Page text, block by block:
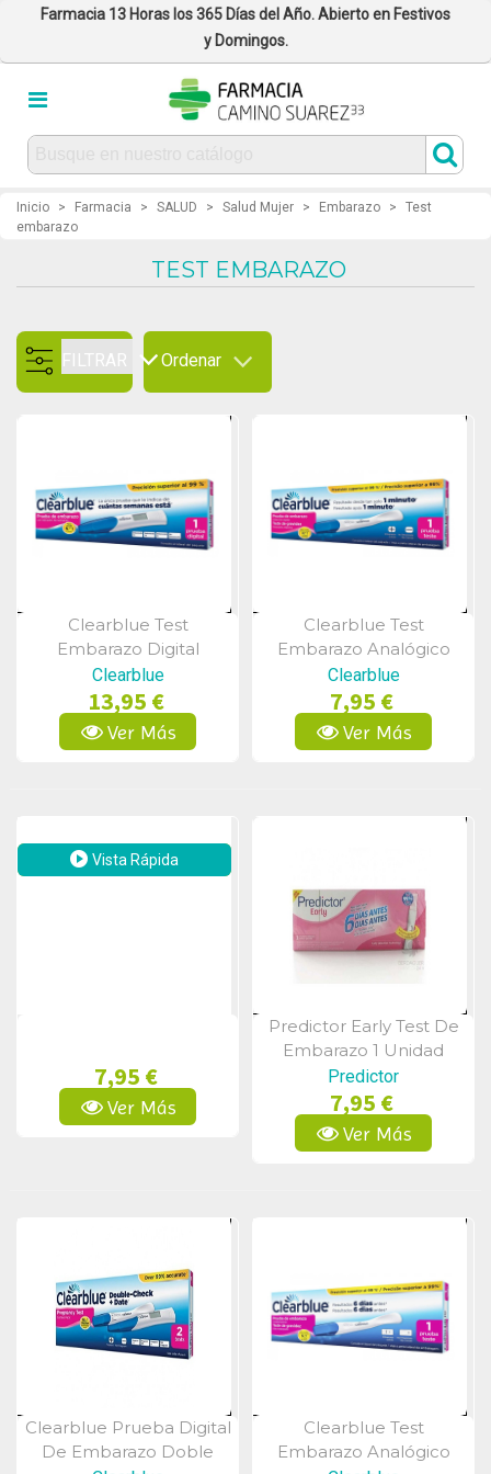
Farmacia 13 Horas los 365 Días del Año. Abierto en Festivos
y Domingos.
Inicio > Farmacia > SALUD > Salud Mujer > Embarazo >
Test
embarazo
TEST EMBARAZO
FILTRAR Ordenar
Vista Rápida
Clearblue Test
Embarazo Digital
Clearblue
13,95 €
Ver Más
Vista Rápida
Clearblue Test
Embarazo Analógico
Detección Rápida
Clearblue
7,95 €
Ver Más
Vista Rápida
7,95 €
Ver Más
Vista Rápida
Predictor Early Test De
Embarazo 1 Unidad
Predictor
7,95 €
Ver Más
Vista Rápida
Clearblue Prueba Digital
De Embarazo Doble
Vista Rápida
Clearblue Test
Embarazo Analógico